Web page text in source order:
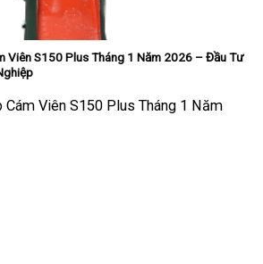
Viên S150 Plus Tháng 1 Năm 2026 – Đầu Tư
Cám Viên S150 Plus Tháng 1 Năm